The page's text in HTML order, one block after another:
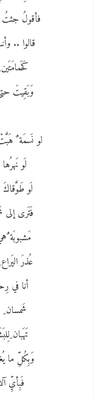
فأقولُ جئتُ
قالوا ..
وَبَقِيتَ
لو نَسمَة
لَو
لَو
فَتَرى
مَشبوبَة
عُذرَ
أنا في
شَمسان
تَهَبان
وَبِكُلِّ ما
فَبِأيِّ